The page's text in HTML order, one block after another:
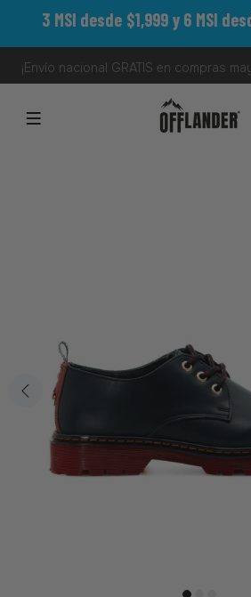
3 MSI desde $1,999 y 6 MSI
¡Envío nacional GRATIS en compras